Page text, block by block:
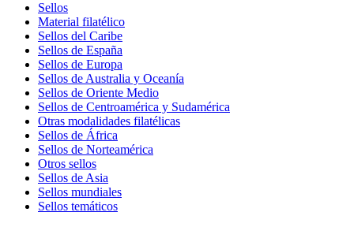
Sellos
Material filatélico
Sellos del Caribe
Sellos de España
Sellos de Europa
Sellos de Australia y Oceanía
Sellos de Oriente Medio
Sellos de Centroamérica y Sudamérica
Otras modalidades filatélicas
Sellos de África
Sellos de Norteamérica
Otros sellos
Sellos de Asia
Sellos mundiales
Sellos temáticos